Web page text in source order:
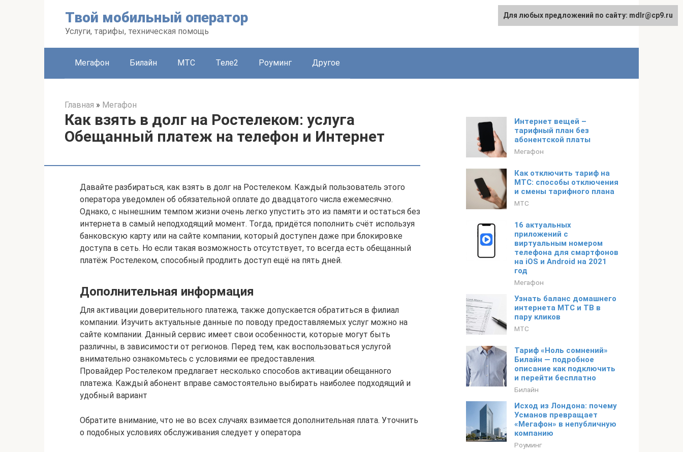
Твой мобильный оператор
Услуги, тарифы, техническая помощь
Мегафон Билайн МТС Теле2 Роуминг Другое
Главная » Мегафон
Как взять в долг на Ростелеком: услуга
Обещанный платеж на телефон и Интернет
Давайте разбираться, как взять в долг на Ростелеком. Каждый пользователь этого
оператора уведомлен об обязательной оплате до двадцатого числа ежемесячно.
Однако, с нынешним темпом жизни очень легко упустить это из памяти и остаться без
интернета в самый неподходящий момент. Тогда, придётся пополнить счёт используя
банковскую карту или на сайте компании, который доступен даже при блокировке
доступа в сеть. Но если такая возможность отсутствует, то всегда есть обещанный
платёж Ростелеком, способный продлить доступ ещё на пять дней.
Дополнительная информация
Для активации доверительного платежа, также допускается обратиться в филиал
компании. Изучить актуальные данные по поводу предоставляемых услуг можно на
сайте компании. Данный сервис имеет свои особенности, которые могут быть
различны, в зависимости от регионов. Перед тем, как воспользоваться услугой
внимательно ознакомьтесь с условиями ее предоставления.
Провайдер Ростелеком предлагает несколько способов активации обещанного
платежа. Каждый абонент вправе самостоятельно выбирать наиболее подходящий и
удобный вариант
Обратите внимание, что не во всех случаях взимается дополнительная плата. Уточнить
о подобных условиях обслуживания следует у оператора
Интернет вещей –
тарифный план без
абонентской платы
Мегафон
Как отключить тариф на
МТС: способы отключения
и смены тарифного плана
МТС
16 актуальных
приложений с
виртуальным номером
телефона для смартфонов
на iOS и Android на 2021
год
Мегафон
Узнать баланс домашнего
интернета МТС и ТВ в
пару кликов
МТС
Тариф «Ноль сомнений»
Билайн — подробное
описание как подключить
и перейти бесплатно
Билайн
Исход из Лондона: почему
Усманов превращает
«Мегафон» в непубличную
компанию
Роуминг
Для любых предложений по сайту: mdlr@cp9.ru